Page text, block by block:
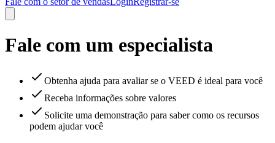
Fale com um especialista
Obtenha ajuda para avaliar se o VEED é ideal para você
Receba informações sobre valores
Solicite uma demonstração para saber como os recursos
podem ajudar você